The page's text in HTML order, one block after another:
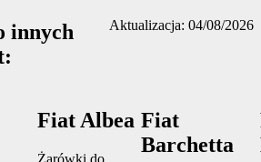
Aktualizacja: 04/08/2026
innych
Fiat Albea Fiat
Barchetta